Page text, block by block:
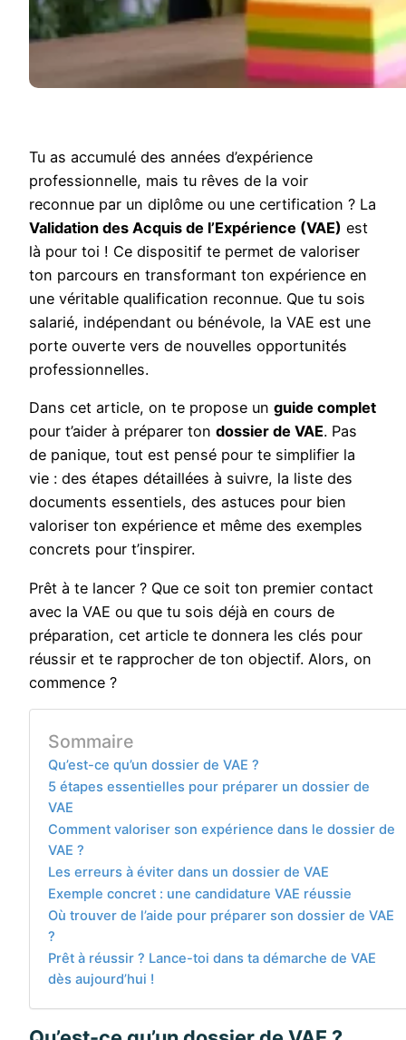
Tu as accumulé des années d’expérience
professionnelle, mais tu rêves de la voir
reconnue par un diplôme ou une certification ? La
Validation des Acquis de l’Expérience (VAE) est
là pour toi ! Ce dispositif te permet de valoriser
ton parcours en transformant ton expérience en
une véritable qualification reconnue. Que tu sois
salarié, indépendant ou bénévole, la VAE est une
porte ouverte vers de nouvelles opportunités
professionnelles.
Dans cet article, on te propose un guide complet
pour t’aider à préparer ton dossier de VAE. Pas
de panique, tout est pensé pour te simplifier la
vie : des étapes détaillées à suivre, la liste des
documents essentiels, des astuces pour bien
valoriser ton expérience et même des exemples
concrets pour t’inspirer.
Prêt à te lancer ? Que ce soit ton premier contact
avec la VAE ou que tu sois déjà en cours de
préparation, cet article te donnera les clés pour
réussir et te rapprocher de ton objectif. Alors, on
commence ?
Sommaire
Qu’est-ce qu’un dossier de VAE ?
5 étapes essentielles pour préparer un dossier de
VAE
Comment valoriser son expérience dans le dossier de
VAE ?
Les erreurs à éviter dans un dossier de VAE
Exemple concret : une candidature VAE réussie
Où trouver de l’aide pour préparer son dossier de VAE
?
Prêt à réussir ? Lance-toi dans ta démarche de VAE
dès aujourd’hui !